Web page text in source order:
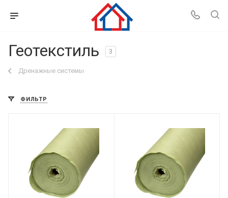
Геотекстиль 3
Дренажные системы
ФИЛЬТР